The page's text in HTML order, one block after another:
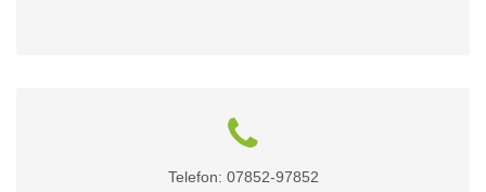
Telefon: 07852-97852